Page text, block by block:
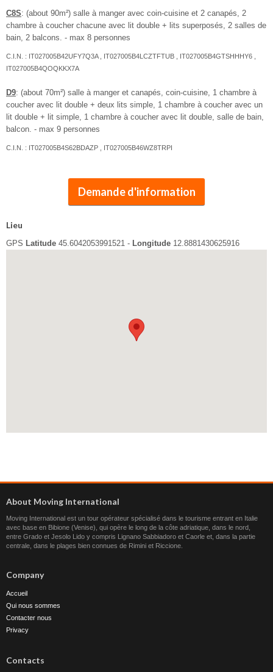
C8S: (about 90m²) salle à manger avec coin-cuisine et 2 canapés, 2
chambre à coucher chacune avec lit double + lits superposés, 2 salles de
bain, 2 balcons. - max 8 personnes
C.I.N. : IT027005B42UFY7Q3A , IT027005B4LCZTFTUB , IT027005B4GTSHHHY6 ,
IT027005B4QOQKKX7A
D9: (about 70m²) salle à manger et canapés, coin-cuisine, 1 chambre à
coucher avec lit double + deux lits simple, 1 chambre à coucher avec un
lit double + lit simple, 1 chambre à coucher avec lit double, salle de bain,
balcon. - max 9 personnes
C.I.N. : IT027005B4S62BDAZP , IT027005B46WZ8TRPI
Demande d'information
Lieu
GPS Latitude 45.6042053991521 - Longitude 12.8881430625916
About Moving International
Moving International est un tour opérateur spécialisé dans le tourisme entrant en Italie
avec base en Bibione (Venise), qui opère le long de la côte adriatique, dans le nord,
entre Grado et Jesolo Lido y compris Lignano Sabbiadoro et Caorle et, dans la partie
centrale, dans le plages bien connues de Rimini et Riccione.
Company
Accueil
Qui nous sommes
Contacter nous
Privacy
Contacts